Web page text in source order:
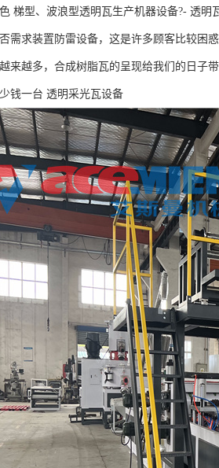
梯型、波浪型透明瓦生产机器设备?- 透明
需求装置防雷设备，这是许多顾客比较困
来越多，合成树脂瓦的呈现给我们的日子
钱一台 透明采光瓦设备